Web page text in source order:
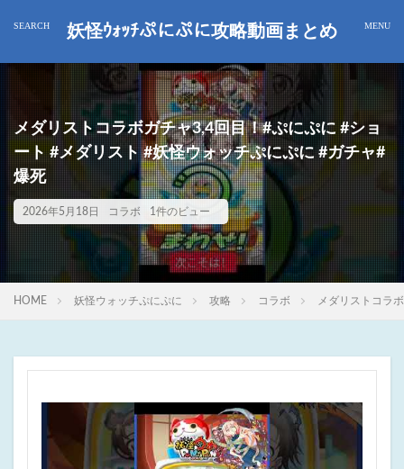
妖怪ｳｫｯﾁぷにぷに攻略動画まとめ
メダリストコラボガチャ3,4回目！#ぷにぷに #ショ
ート #メダリスト #妖怪ウォッチぷにぷに #ガチャ#
爆死
2026年5月18日 コラボ 1件のビュー
HOME 妖怪ウォッチぷにぷに 攻略 コラボ メダリストコラ